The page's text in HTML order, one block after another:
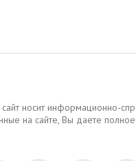
носит информационно-
на сайте, Вы даете